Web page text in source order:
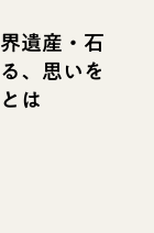
遺産・石
、思いを
は